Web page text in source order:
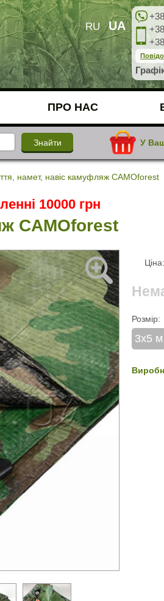
RU UA
ПРО НАС
У
намет, навіс камуфляж CAMOforest
10000 грн
CAMOforest
Ціна:
Розмір:
3х5 м